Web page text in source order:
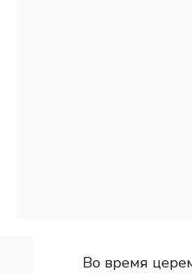
Во время